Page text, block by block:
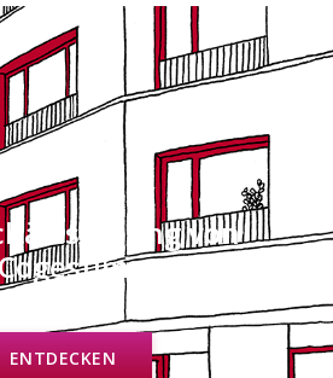
von
ENTDECKEN